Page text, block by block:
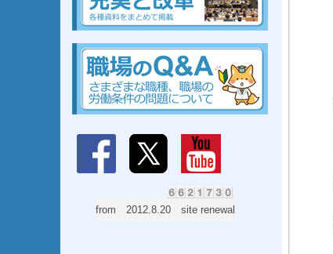
from 2012.8.20 site renewal